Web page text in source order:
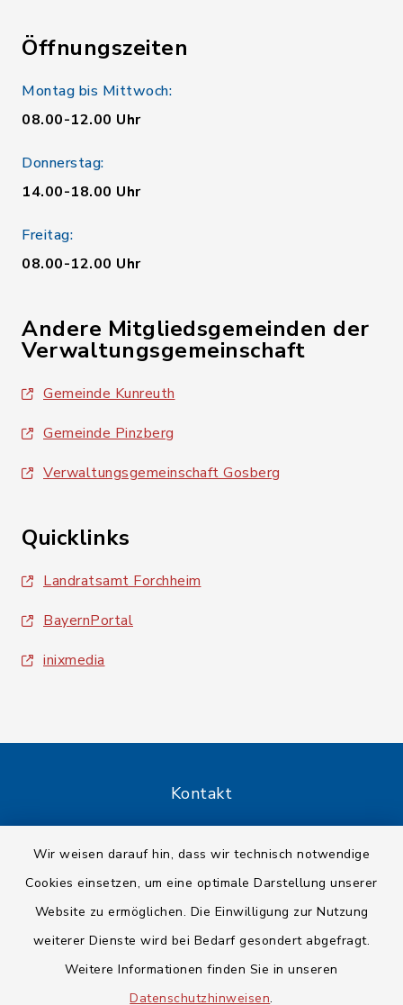
Wir weisen darauf hin, dass wir technisch notwendige
Cookies einsetzen, um eine optimale Darstellung unserer
Website zu ermöglichen. Die Einwilligung zur Nutzung
weiterer Dienste wird bei Bedarf gesondert abgefragt.
Weitere Informationen finden Sie in unseren
Datenschutzhinweisen.
Öffnungszeiten
Montag bis Mittwoch:
08.00-12.00 Uhr
Donnerstag:
14.00-18.00 Uhr
Freitag:
08.00-12.00 Uhr
Andere Mitgliedsgemeinden der
Verwaltungsgemeinschaft
Gemeinde Kunreuth
Gemeinde Pinzberg
Verwaltungsgemeinschaft Gosberg
Quicklinks
Landratsamt Forchheim
BayernPortal
inixmedia
Kontakt
Datenschutz
Impressum
Sitemap